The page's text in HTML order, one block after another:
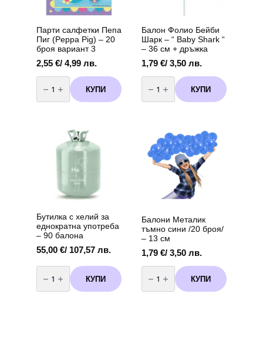
Парти салфетки Пепа
Пиг (Peppa Pig) – 20
броя вариант 3
2,55 €/ 4,99 лв.
количество
за
Парти
салфетки
КУПИ
Балон Фолио Бейби
Шарк – “ Baby Shark “
– 36 см + дръжка
1,79 €/ 3,50 лв.
количество
за
Балон
Фолио
Baby
Shark
дръжка
КУПИ
Бутилка с хелий за
еднократна употреба
– 90 балона
55,00 €/ 107,57 лв.
количество
за
Бутилка
с
КУПИ
Балони Металик
тъмно сини /20 броя/
– 13 см
1,79 €/ 3,50 лв.
количество
за
Балони
Металик
КУПИ